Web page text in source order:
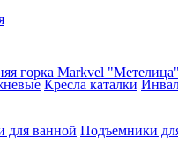
Кресла каталки
для ванной Подъемники